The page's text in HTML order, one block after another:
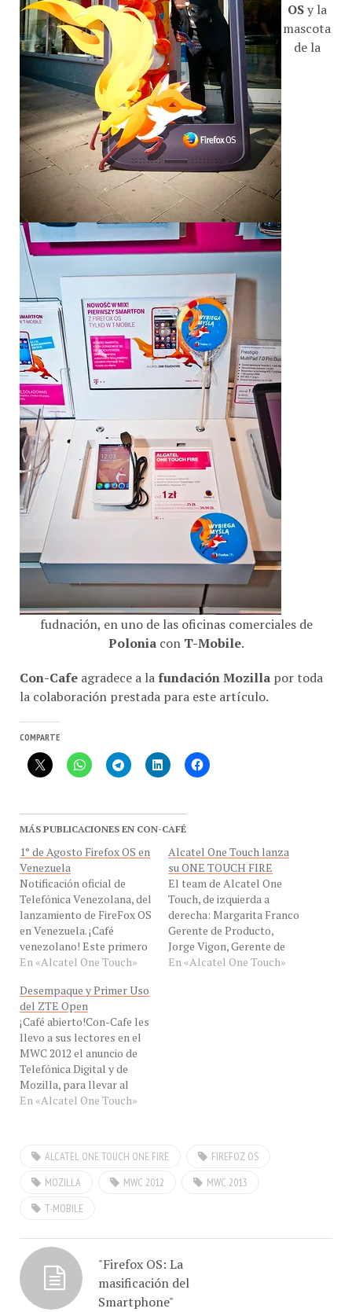
OSy la
mascota
de la
fudnación, en uno de las oficinas comerciales de
Polonia con T-Mobile.
Con-Cafe agradece a la fundación Mozilla por toda
la colaboración prestada para este artículo.
COMPARTE
MÁS PUBLICACIONES EN CON-CAFÉ
1° de Agosto Firefox OS en
Venezuela
Notificación oficial de
Telefónica Venezolana, del
lanzamiento de FireFox OS
en Venezuela. ¡Café
venezolano! Este primero
de agosto, llega a
los Smartphone con
Firefox OS. El modelo que
nos llega es el Alcaltel
One Touch One Fire, muy
aplaudido por quienes lo
han probado. Este
Smartphone…
En «Alcatel One Touch»
Alcatel One Touch lanza
su ONE TOUCH FIRE
El team de Alcatel One
Touch, de izquierda a
derecha: Margarita Franco
Gerente de Producto,
Jorge Vigon, Gerente de
Mercadeo, María Jesús
En «Alcatel One Touch»
Desempaque y Primer Uso
del ZTE Open
¡Café abierto!Con-Cafe les
llevo a sus lectores en el
MWC 2012 el anuncio de
Telefónica Digital y de
Mozilla, para llevar al
mundo un nuevo sistema
primicia de los primeros
terminales y la entrevista
En «Alcatel One Touch»
ALCATEL ONE TOUCH ONE FIRE
FIREFOZ OS
MOZILLA
MWC 2012
MWC 2013
T-MOBILE
"Firefox OS: La
masificación del
Smartphone"